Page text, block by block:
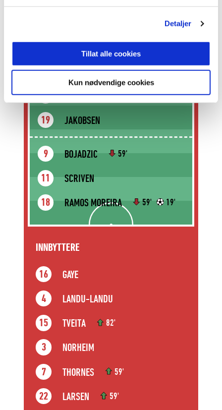
Detaljer
Tillat alle cookies
Kun nødvendige cookies
5
8 SØDAL
19 JAKOBSEN
9 BOJADZIC 59'
11 SCRIVEN
18 RAMOS MOREIRA 59' 19'
INNBYTTERE
16 GAYE
4 LANDU-LANDU
15 TVEITA 82'
3 NORHEIM
7 THORNES 59'
22 LARSEN 59'